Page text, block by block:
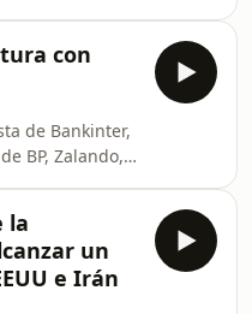
con
de Bankinter,
BP, Zalando,
la
un
e Irán